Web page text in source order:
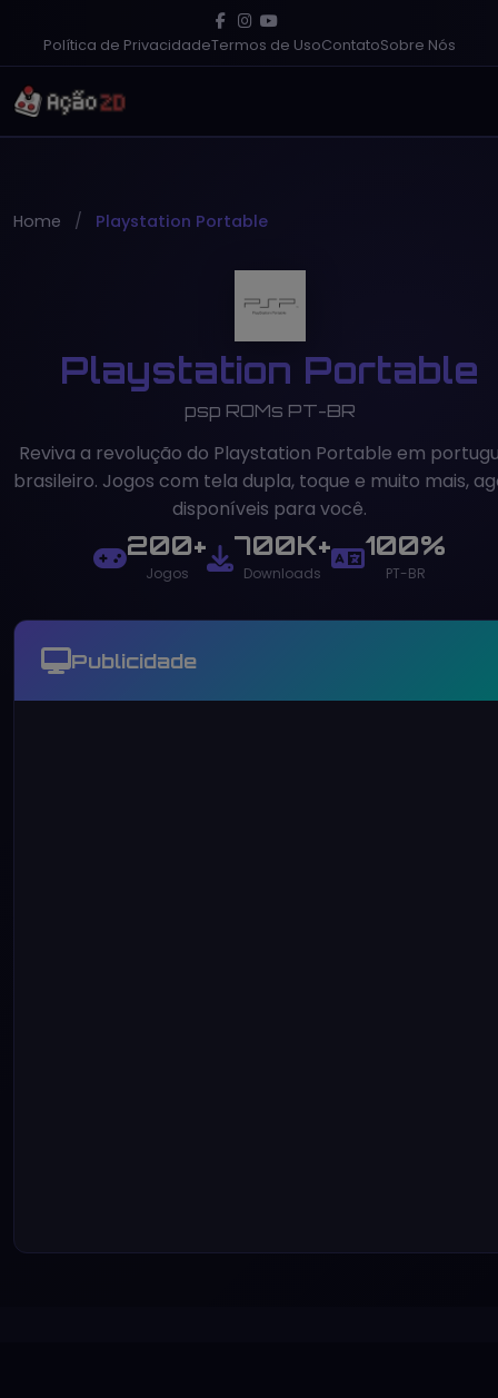
Política de PrivacidadeTermos de UsoContatoSobre Nós
Home Playstation Portable
Playstation Portable
psp ROMs PT-BR
Reviva a revolução do Playstation Portable em
brasileiro. Jogos com tela dupla, toque e muito mais,
disponíveis para você.
200+
Jogos
700K+
Downloads
100%
PT-BR
Publicidade